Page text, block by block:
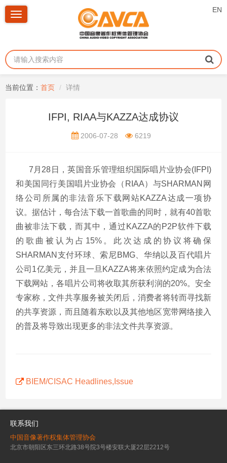
EN
Toggle
当前位置： 首页 详情
IFPI, RIAA与KAZZA达成协议
2006-07-28 6219
7月28日，英国音乐管理组织国际唱片业协会(IFPI)
和美国同行美国唱片业协会（RIAA）与SHARMAN网
络公司所属的非法音乐下载网站KAZZA达成一项协
议。据估计，每合法下载一首歌曲的同时，就有40首歌
曲被非法下载，而其中，通过KAZZA的P2P软件下载
的歌曲被认为占15%。此次达成的协议将确保
SHARMAN支付环球、索尼BMG、华纳以及百代唱片
公司1亿美元，并且一旦KAZZA将来依照约定成为合法
下载网站，各唱片公司将收取其所获利润的20%。安全
专家称，文件共享服务被关闭后，消费者将转而寻找新
的共享资源，而且随着东欧以及其他地区宽带网络接入
的普及将导致出现更多的非法文件共享资源。
BIEM/CISAC Headlines,Issue
联系我们
中国音像著作权集体管理协会
北京市朝阳区东三环北路38号院3号楼安联大厦22层2212号